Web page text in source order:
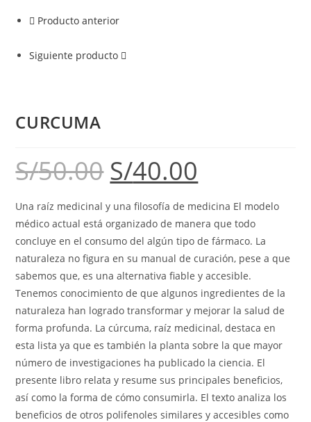
Producto anterior
Siguiente producto
CURCUMA
S/50.00S/40.00
Una raíz medicinal y una filosofía de medicina El modelo
médico actual está organizado de manera que todo
concluye en el consumo del algún tipo de fármaco. La
naturaleza no figura en su manual de curación, pese a que
sabemos que, es una alternativa fiable y accesible.
Tenemos conocimiento de que algunos ingredientes de la
naturaleza han logrado transformar y mejorar la salud de
forma profunda. La cúrcuma, raíz medicinal, destaca en
esta lista ya que es también la planta sobre la que mayor
número de investigaciones ha publicado la ciencia. El
presente libro relata y resume sus principales beneficios,
así como la forma de cómo consumirla. El texto analiza los
beneficios de otros polifenoles similares y accesibles como